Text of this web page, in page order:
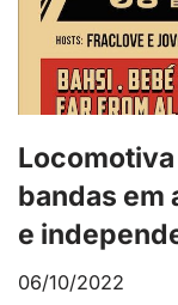
bandas em
e
06/10/2022